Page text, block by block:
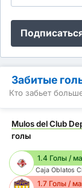
Забитые
Кто забьет
Mulos del Club
голы
1.4 Голы /
Caja Oblatos
1.7 Голы /